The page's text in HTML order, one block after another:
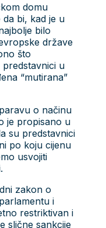
domu
da bi, kad je u
bilo
države
što
u
“mutirana”
o načinu
je propisano u
su predstavnici
po koju cijenu
usvojiti
zakon o
i
restriktivan i
slične sankcije